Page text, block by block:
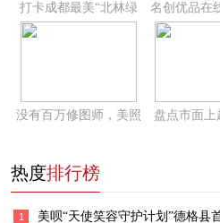
打卡成都最美“北林绿 名创优品在
没有百万修图师，美照 盘点市面上
热度排行榜
1 美呗“天使笑容守护计划”德格县